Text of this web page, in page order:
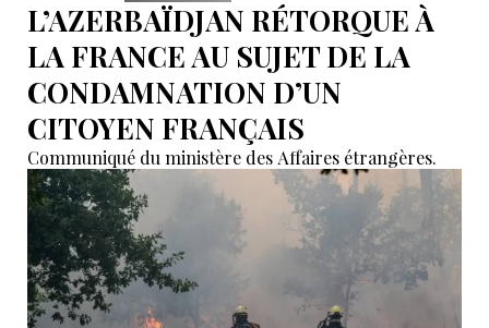
L’AZERBAÏDJAN RÉTORQUE À
LA FRANCE AU SUJET DE LA
CONDAMNATION D’UN
CITOYEN FRANÇAIS
Communiqué du ministère des Affaires étrangères.